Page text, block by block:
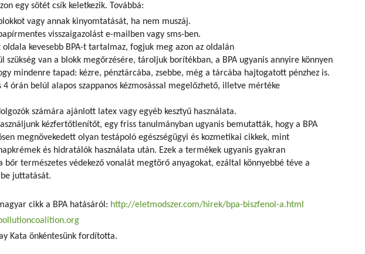
egy sötét csík keletkezik. Továbbá:
vagy annak kinyomtatását, ha nem muszáj.
visszaigazolást e-mailben vagy sms-ben.
kevesebb BPA-t tartalmaz, fogjuk meg azon az oldalán
szükség van a blokk megőrzésére, tároljuk borítékban, a BPA ugyanis annyire könnyen
mindenre tapad: kézre, pénztárcába, zsebbe, még a tárcába hajtogatott pénzhez is.
4 órán belúl alapos szappanos kézmosással megelőzhető, illetve mértéke
számára ajánlott latex vagy egyéb kesztyű használata.
kézfertőtlenítőt, egy friss tanulmányban ugyanis bemutatták, hogy a BPA
megnövekedett olyan testápoló egészségügyi és kozmetikai cikkek, mint
és hidratálók használata után. Ezek a termékek ugyanis gyakran
bőr természetes védekező vonalát megtörő anyagokat, ezáltal könnyebbé téve a
juttatását.
cikk a BPA hatásáról: http://eletmodszer.com/hirek/bpa-biszfenol-a.html
Kata önkéntesünk fordította.